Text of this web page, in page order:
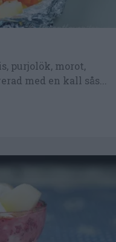
purjolök, morot,
med en kall sås...